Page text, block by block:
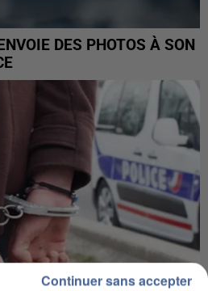
DES PHOTOS À SON
Continuer sans accepter